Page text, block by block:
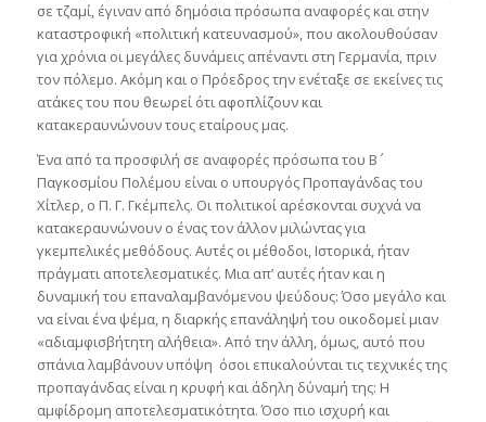
σε τζαμί, έγιναν από δημόσια πρόσωπα αναφορές και στην
καταστροφική «πολιτική κατευνασμού», που ακολουθούσαν
για χρόνια οι μεγάλες δυνάμεις απέναντι στη Γερμανία, πριν
τον πόλεμο. Ακόμη και ο Πρόεδρος την ενέταξε σε εκείνες τις
ατάκες του που θεωρεί ότι αφοπλίζουν και
κατακεραυνώνουν τους εταίρους μας.
Ένα από τα προσφιλή σε αναφορές πρόσωπα του Β΄
Παγκοσμίου Πολέμου είναι ο υπουργός Προπαγάνδας του
Χίτλερ, ο Π. Γ. Γκέμπελς. Οι πολιτικοί αρέσκονται συχνά να
κατακεραυνώνουν ο ένας τον άλλον μιλώντας για
γκεμπελικές μεθόδους. Αυτές οι μέθοδοι, Ιστορικά, ήταν
πράγματι αποτελεσματικές. Μια απ’ αυτές ήταν και η
δυναμική του επαναλαμβανόμενου ψεύδους: Όσο μεγάλο και
να είναι ένα ψέμα, η διαρκής επανάληψή του οικοδομεί μιαν
«αδιαμφισβήτητη αλήθεια». Από την άλλη, όμως, αυτό που
σπάνια λαμβάνουν υπόψη όσοι επικαλούνται τις τεχνικές της
προπαγάνδας είναι η κρυφή και άδηλη δύναμή της: Η
αμφίδρομη αποτελεσματικότητα. Όσο πιο ισχυρή και